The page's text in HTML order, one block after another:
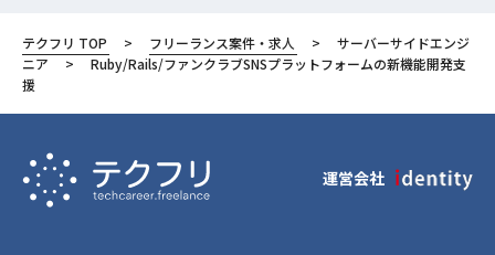
GitHub
テクフリ TOP フリーランス案件・求人
サーバーサイドエンジ
ニア
Ruby/Rails/ファンクラブSNSプラットフォームの新機能開発支
援
運営会社